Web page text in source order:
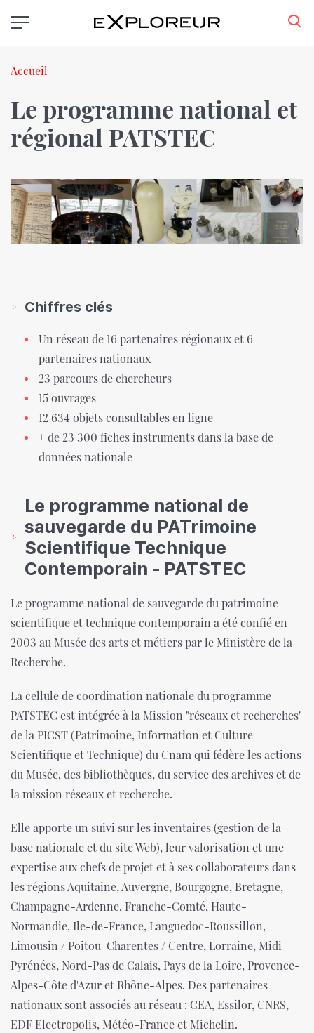
au
Fil
Accueil
Le programme national et
régional PATSTEC
Chiffres clés
Un réseau de 16 partenaires régionaux et 6
partenaires nationaux
23 parcours de chercheurs
15 ouvrages
12 634 objets consultables en ligne
+ de 23 300 fiches instruments dans la base de
données nationale
Le programme national de
sauvegarde du PATrimoine
Scientifique Technique
Contemporain - PATSTEC
Le programme national de sauvegarde du patrimoine
scientifique et technique contemporain a été confié en
2003 au Musée des arts et métiers par le Ministère de la
Recherche.
La cellule de coordination nationale du programme
PATSTEC est intégrée à la Mission "réseaux et recherches"
de la PICST (Patrimoine, Information et Culture
Scientifique et Technique) du Cnam qui fédère les actions
du Musée, des bibliothèques, du service des archives et de
la mission réseaux et recherche.
Elle apporte un suivi sur les inventaires (gestion de la
base nationale et du site Web), leur valorisation et une
expertise aux chefs de projet et à ses collaborateurs dans
les régions Aquitaine, Auvergne, Bourgogne, Bretagne,
Champagne-Ardenne, Franche-Comté, Haute-
Normandie, Ile-de-France, Languedoc-Roussillon,
Limousin / Poitou-Charentes / Centre, Lorraine, Midi-
Pyrénées, Nord-Pas de Calais, Pays de la Loire, Provence-
Alpes-Côte d'Azur et Rhône-Alpes. Des partenaires
nationaux sont associés au réseau : CEA, Essilor, CNRS,
EDF Electropolis, Météo-France et Michelin.